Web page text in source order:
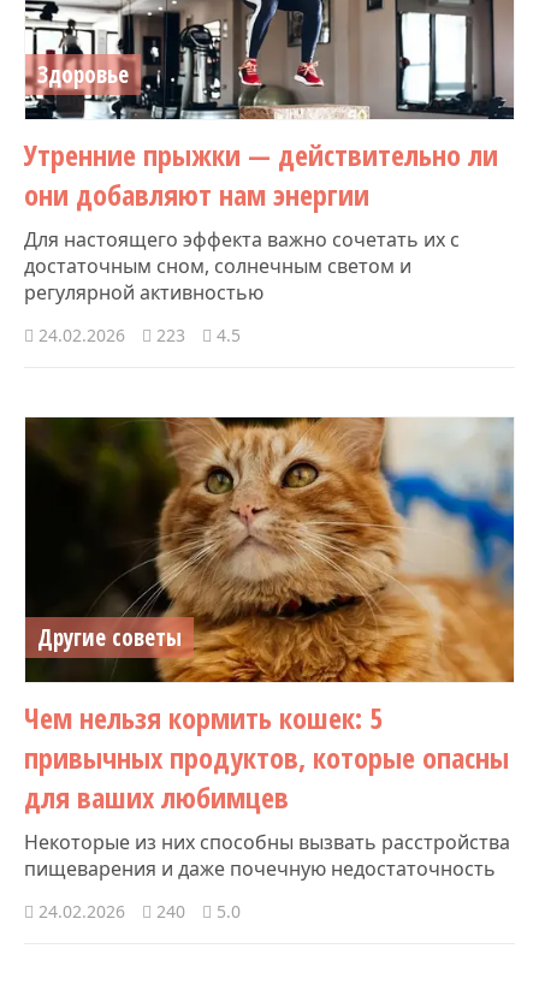
Здоровье
Утренние прыжки — действительно ли
они добавляют нам энергии
Для настоящего эффекта важно сочетать их с
достаточным сном, солнечным светом и
регулярной активностью
24.02.2026 223 4.5
Другие советы
Чем нельзя кормить кошек: 5
привычных продуктов, которые опасны
для ваших любимцев
Некоторые из них способны вызвать расстройства
пищеварения и даже почечную недостаточность
24.02.2026 240 5.0